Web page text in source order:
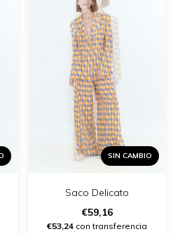
SIN CAMBIO
Saco Delicato
€59,16
€53,24 con transferencia